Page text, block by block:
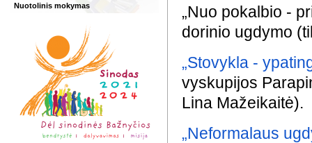
Nuotolinis mokymas
„Nuo pokalbio -
dorinio ugdymo
„Stovykla -
vyskupijos
Lina Mažeikaitė).
„Neformalaus